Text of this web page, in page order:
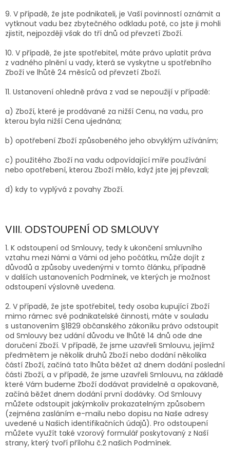
9. V případě, že jste podnikateli, je Vaší povinností oznámit a
vytknout vadu bez zbytečného odkladu poté, co jste ji mohli
zjistit, nejpozději však do tří dnů od převzetí Zboží.
10. V případě, že jste spotřebitel, máte právo uplatit práva
z vadného plnění u vady, která se vyskytne u spotřebního
Zboží ve lhůtě 24 měsíců od převzetí Zboží.
11. Ustanovení ohledně práva z vad se nepoužijí v případě:
a) Zboží, které je prodávané za nižší Cenu, na vadu, pro
kterou byla nižší Cena ujednána;
b) opotřebení Zboží způsobeného jeho obvyklým užíváním;
c) použitého Zboží na vadu odpovídající míře používání
nebo opotřebení, kterou Zboží mělo, když jste jej převzali;
d) kdy to vyplývá z povahy Zboží.
VIII. ODSTOUPENÍ OD SMLOUVY
1. K odstoupení od Smlouvy, tedy k ukončení smluvního
vztahu mezi Námi a Vámi od jeho počátku, může dojít z
důvodů a způsoby uvedenými v tomto článku, případně
v dalších ustanoveních Podmínek, ve kterých je možnost
odstoupení výslovně uvedena.
2. V případě, že jste spotřebitel, tedy osoba kupující Zboží
mimo rámec své podnikatelské činnosti, máte v souladu
s ustanovením §1829 občanského zákoníku právo odstoupit
od Smlouvy bez udání důvodu ve lhůtě 14 dnů ode dne
doručení Zboží. V případě, že jsme uzavřeli Smlouvu, jejímž
předmětem je několik druhů Zboží nebo dodání několika
částí Zboží, začíná tato lhůta běžet až dnem dodání poslední
části Zboží, a v případě, že jsme uzavřeli Smlouvu, na základě
které Vám budeme Zboží dodávat pravidelně a opakovaně,
začíná běžet dnem dodání první dodávky. Od Smlouvy
můžete odstoupit jakýmkoliv prokazatelným způsobem
(zejména zasláním e-mailu nebo dopisu na Naše adresy
uvedené u Našich identifikačních údajů). Pro odstoupení
můžete využít také vzorový formulář poskytovaný z Naší
strany, který tvoří přílohu č.2 našich Podmínek.